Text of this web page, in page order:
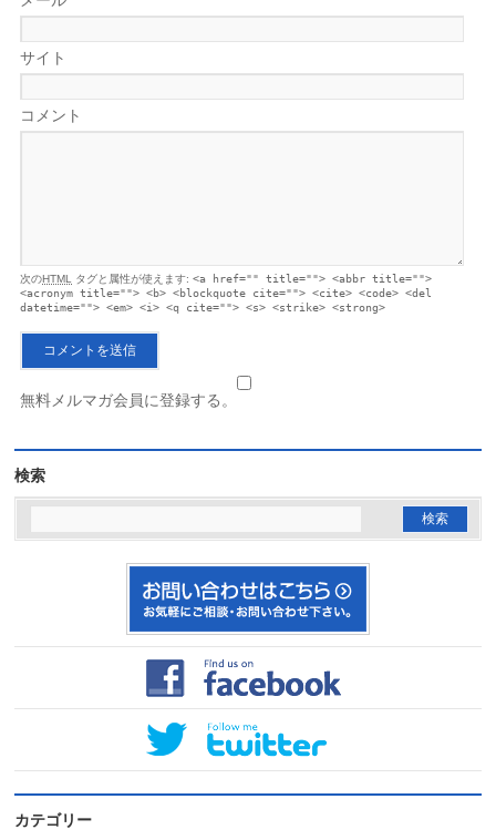
サイト
コメント
次のHTML タグと属性が使えます:<a href="" title=""> <abbr title="">
<acronym title=""> <b> <blockquote cite=""> <cite> <code> <del
datetime=""> <em> <i> <q cite=""> <s> <strike> <strong>
無料メルマガ会員に登録する。
検索
カテゴリー